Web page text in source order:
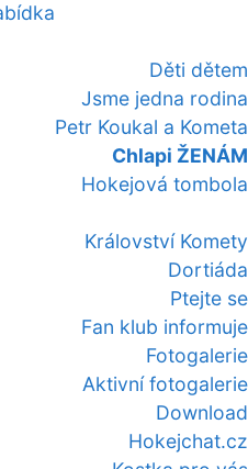
Děti dětem
Jsme jedna rodina
Petr Koukal a Kometa
Chlapi ŽENÁM
Hokejová tombola
Království Komety
Dortiáda
Ptejte se
Fan klub informuje
Fotogalerie
Aktivní fotogalerie
Download
Hokejchat.cz